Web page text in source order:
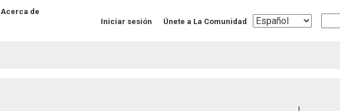
Acerca de
Iniciar sesión Únete a La Comunidad
Select
your